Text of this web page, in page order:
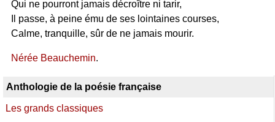
Qui ne pourront jamais décroître ni tarir,
Il passe, à peine ému de ses lointaines courses,
Calme, tranquille, sûr de ne jamais mourir.
Nérée Beauchemin.
Anthologie de la poésie française
Les grands classiques